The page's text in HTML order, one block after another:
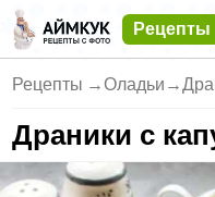
Рецепты
Рецепты →Оладьи →
Драники с